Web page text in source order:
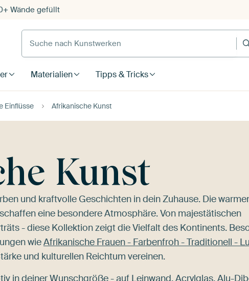
Wände gefüllt
Suche nach Kunstwerken
Materialien Tipps & Tricks
Einflüsse Afrikanische Kunst
Kunst
und kraftvolle Geschichten in dein Zuhause. Die
eine besondere Atmosphäre. Von majestätischen
- diese Kollektion zeigt die Vielfalt des Kontinents.
wieAfrikanische Frauen - Farbenfroh - Traditionell -
und kulturellen Reichtum vereinen.
in deiner Wunschgröße - auf Leinwand, Acrylglas, Alu-